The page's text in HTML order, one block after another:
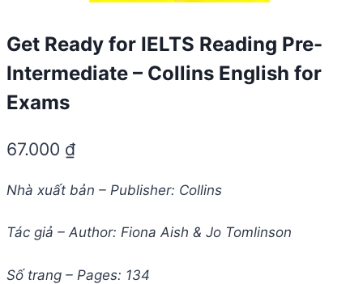
Get Ready for IELTS Reading Pre-
Intermediate – Collins English for
Exams
67.000 ₫
Nhà xuất bản – Publisher: Collins
Tác giả – Author: Fiona Aish & Jo Tomlinson
Số trang – Pages: 134